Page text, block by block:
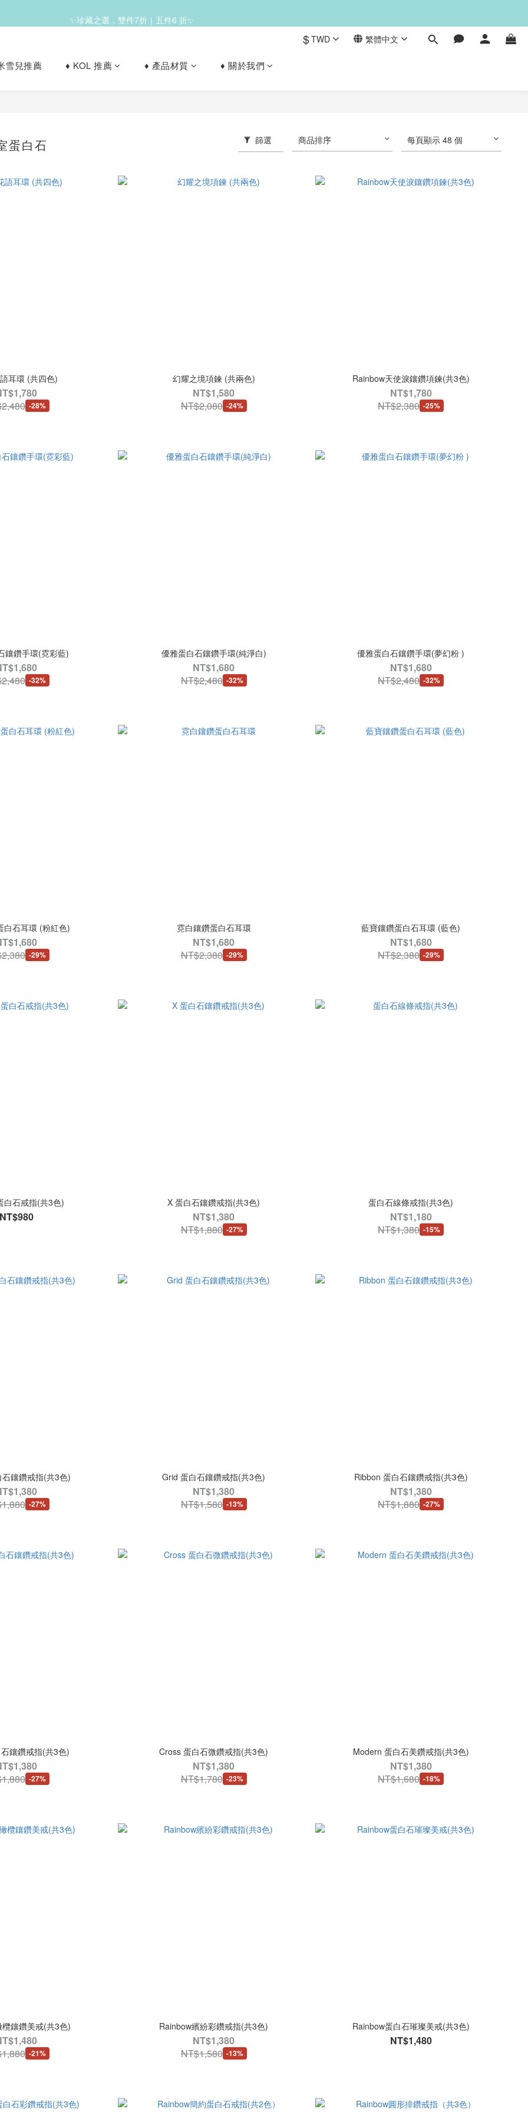
✨珍藏之選，雙件7折｜五件6 折✨
✨滿1200免運✨
$TWD 繁體中文
雪兒推薦 ♦︎ KOL 推薦 ♦︎ 產品材質 ♦︎ 關於我們
蛋白石 篩選 商品排序 每頁顯示 48 個
耳環 (共四色)
-28%
幻耀之境項鍊 (共兩色)
NT$1,580
NT$2,080 -24%
Rainbow天使淚鑲鑽項鍊(共3色)
NT$1,780
NT$2,380 -25%
鑲鑽手環(霓彩藍)
-32%
優雅蛋白石鑲鑽手環(純淨白)
NT$1,680
NT$2,480 -32%
優雅蛋白石鑲鑽手環(夢幻粉 )
NT$1,680
NT$2,480 -32%
白石耳環 (粉紅色)
-29%
霓白鑲鑽蛋白石耳環
NT$1,680
NT$2,380 -29%
藍寶鑲鑽蛋白石耳環 (藍色)
NT$1,680
NT$2,380 -29%
白石戒指(共3色)
NT$980
X 蛋白石鑲鑽戒指(共3色)
NT$1,380
NT$1,880 -27%
蛋白石線條戒指(共3色)
NT$1,180
NT$1,380 -15%
鑲鑽戒指(共3色)
-27%
Grid 蛋白石鑲鑽戒指(共3色)
NT$1,380
NT$1,580 -13%
Ribbon 蛋白石鑲鑽戒指(共3色)
NT$1,380
NT$1,880 -27%
鑲鑽戒指(共3色)
-27%
Cross 蛋白石微鑽戒指(共3色)
NT$1,380
NT$1,780 -23%
Modern 蛋白石美鑽戒指(共3色)
NT$1,380
NT$1,680 -18%
鑲鑽美戒(共3色)
-21%
Rainbow繽紛彩鑽戒指(共3色)
NT$1,380
NT$1,580 -13%
Rainbow蛋白石璀璨美戒(共3色)
NT$1,480